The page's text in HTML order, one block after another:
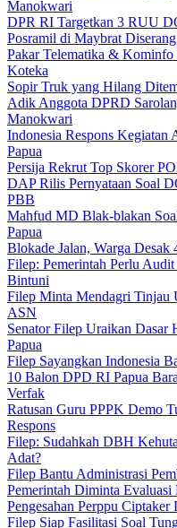
Manokwari
DPR RI Targetkan 3 RUU
Posramil di Maybrat
Pakar Telematika & Kominfo
Koteka
Sopir Truk yang Hilang
Adik Anggota DPRD
Manokwari
Indonesia Respons Kegiatan
Papua
Persija Rekrut Top Skorer
DAP Rilis Pernyataan Soal
PBB
Mahfud MD Blak-blakan
Papua
Blokade Jalan, Warga
Filep: Pemerintah Perlu
Bintuni
Filep Minta Mendagri Tinjau
ASN
Senator Filep Uraikan Dasar
Papua
Filep Sayangkan Indonesia
10 Balon DPD RI Papua
Verfak
Ratusan Guru PPPK Demo
Respons
Filep: Sudahkah DBH
Adat?
Filep Bantu Administrasi
Pemerintah Diminta Evaluasi
Pengesahan Perppu
Filep Siap Fasilitasi Soal